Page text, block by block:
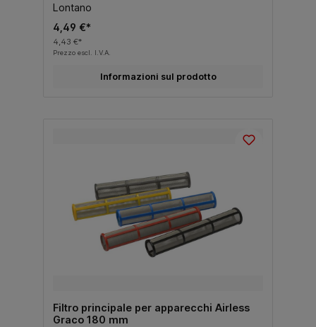
Lontano
4,49 €*
4,43 €*
Prezzo escl. I.V.A.
Informazioni sul prodotto
Filtro principale per apparecchi Airless
Graco 180 mm